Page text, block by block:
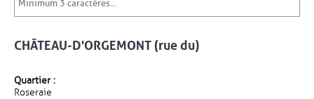
CHÂTEAU-D'ORGEMONT (rue du)
Quartier :
Roseraie